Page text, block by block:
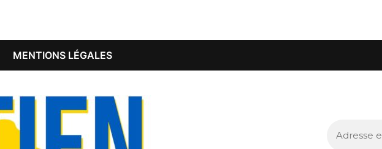
MENTIONS LÉGALES